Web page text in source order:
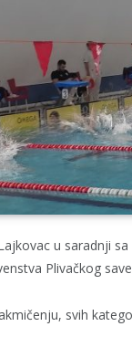
u saradnji
Plivačkog
svih